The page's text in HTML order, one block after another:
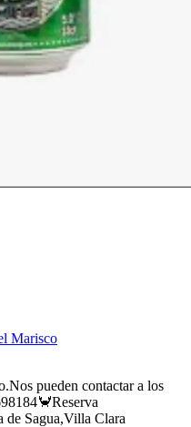
Marisco
pueden contactar a los
de Sagua,Villa Clara